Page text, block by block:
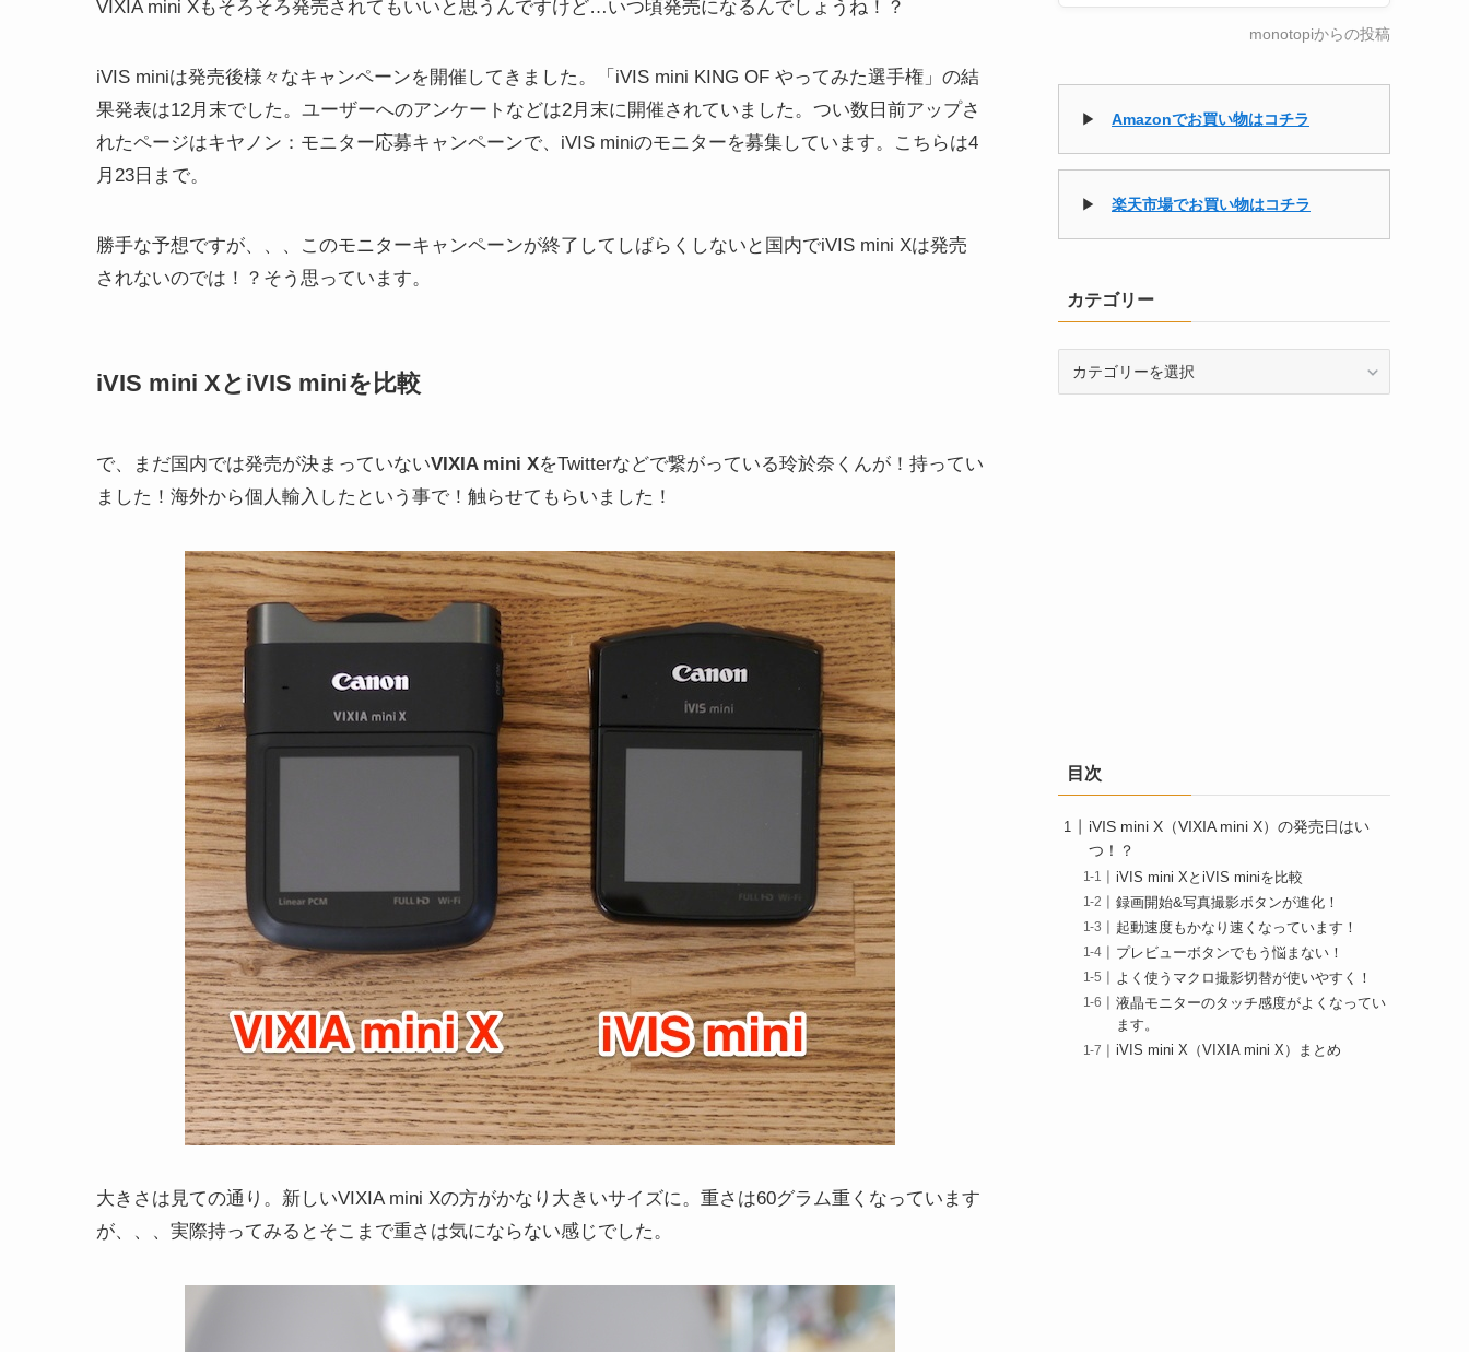
VIXIA mini Xもそろそろ発売されてもいいと思うんですけど…いつ頃発売になるんでしょうね！？
iVIS miniは発売後様々なキャンペーンを開催してきました。「iVIS mini KING OF やってみた選手権」の結
果発表は12月末でした。ユーザーへのアンケートなどは2月末に開催されていました。つい数日前アップさ
れたページはキヤノン：モニター応募キャンペーンで、iVIS miniのモニターを募集しています。こちらは4
月23日まで。
勝手な予想ですが、、、このモニターキャンペーンが終了してしばらくしないと国内でiVIS mini Xは発売
されないのでは！？そう思っています。
iVIS mini XとiVIS miniを比較
で、まだ国内では発売が決まっていないVIXIA mini XをTwitterなどで繋がっている玲於奈くんが！持ってい
ました！海外から個人輸入したという事で！触らせてもらいました！
大きさは見ての通り。新しいVIXIA mini Xの方がかなり大きいサイズに。重さは60グラム重くなっています
が、、、実際持ってみるとそこまで重さは気にならない感じでした。
monotopiからの投稿
▶ Amazonでお買い物はコチラ
▶ 楽天市場でお買い物はコチラ
カテゴリー
目次
iVIS mini X（VIXIA mini X）の発売日はい
つ！？
iVIS mini XとiVIS miniを比較
録画開始&写真撮影ボタンが進化！
起動速度もかなり速くなっています！
プレビューボタンでもう悩まない！
よく使うマクロ撮影切替が使いやすく！
液晶モニターのタッチ感度がよくなってい
ます。
iVIS mini X（VIXIA mini X）まとめ